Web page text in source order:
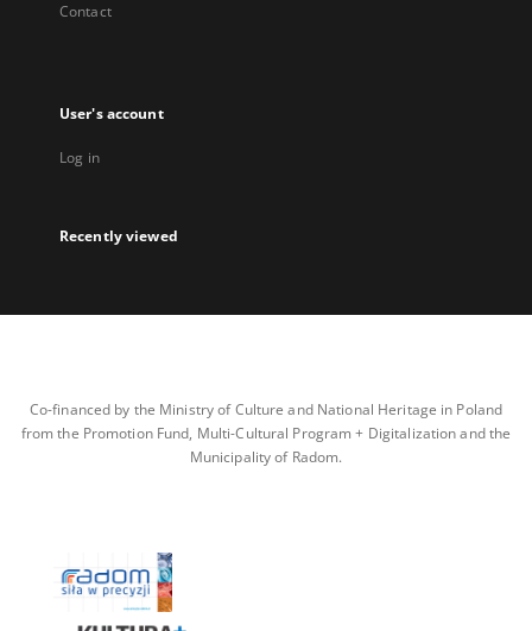
Contact
User's account
Log in
Recently viewed
Co-financed by the Ministry of Culture and National Heritage in Poland
from the Promotion Fund, Multi-Cultural Program + Digitalization and the
Municipality of Radom.